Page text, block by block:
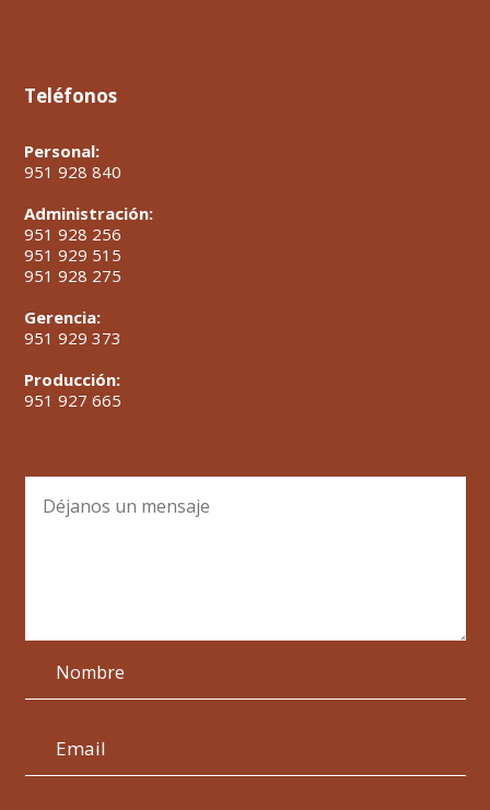
Teléfonos
Personal:
951 928 840
Administración:
951 928 256
951 929 515
951 928 275
Gerencia:
951 929 373
Producción:
951 927 665